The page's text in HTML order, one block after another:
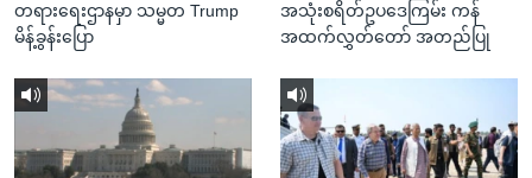
တရားရေးဌာနမှာ သမ္မတ Trump
မိန့်ခွန်းပြော
အသုံးစရိတ်ဥပဒေကြမ်း ကန်
အထက်လွှတ်တော် အတည်ပြု